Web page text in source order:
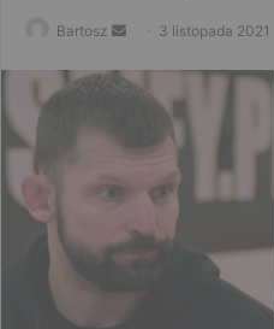
Bartosz
Send
email
3 listopada 2021